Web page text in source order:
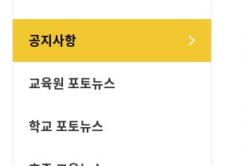
공지사항
교육원 포토뉴스
학교 포토뉴스